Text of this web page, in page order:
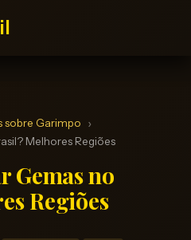
sobre Garimpo
Melhores Regiões
Gemas no
Regiões